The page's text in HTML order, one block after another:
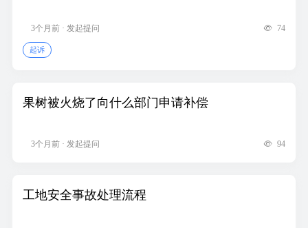
3个月前 · 发起提问 74
起诉
果树被火烧了向什么部门申请补偿
3个月前 · 发起提问 94
工地安全事故处理流程